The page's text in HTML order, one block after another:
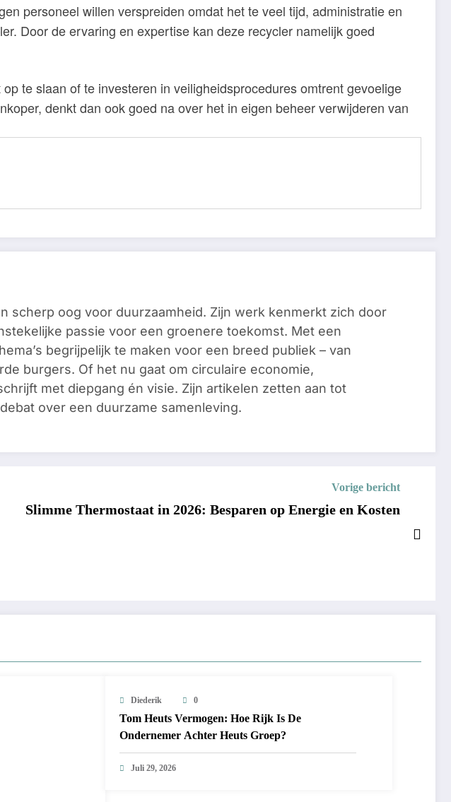
personeel willen verspreiden omdat het te veel tijd, administratie en
Door de ervaring en expertise kan deze recycler namelijk goed
te slaan of te investeren in veiligheidsprocedures omtrent gevoelige
denkt dan ook goed na over het in eigen beheer verwijderen van
scherp oog voor duurzaamheid. Zijn werk kenmerkt zich door
passie voor een groenere toekomst. Met een
begrijpelijk te maken voor een breed publiek – van
burgers. Of het nu gaat om circulaire economie,
met diepgang én visie. Zijn artikelen zetten aan tot
over een duurzame samenleving.
Vorige bericht
Slimme Thermostaat in 2026: Besparen op Energie en Kosten
Diederik 0
Tom Heuts Vermogen: Hoe Rijk Is De
Ondernemer Achter Heuts Groep?
Juli 29, 2026